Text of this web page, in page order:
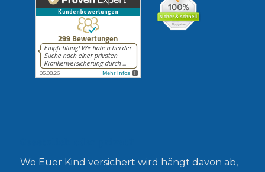
Wo Euer Kind versichert wird hängt davon ab,